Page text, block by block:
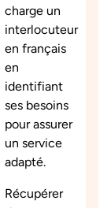
charge un
interlocuteur
en français
en
identifiant
ses besoins
pour assurer
un service
adapté.
Récupérer